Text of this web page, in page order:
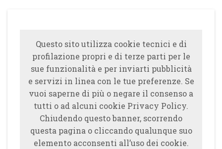
Questo sito utilizza cookie tecnici e di
profilazione propri e di terze parti per le
sue funzionalità e per inviarti pubblicità
e servizi in linea con le tue preferenze. Se
vuoi saperne di più o negare il consenso a
tutti o ad alcuni cookie Privacy Policy.
Chiudendo questo banner, scorrendo
questa pagina o cliccando qualunque suo
elemento acconsenti all’uso dei cookie.